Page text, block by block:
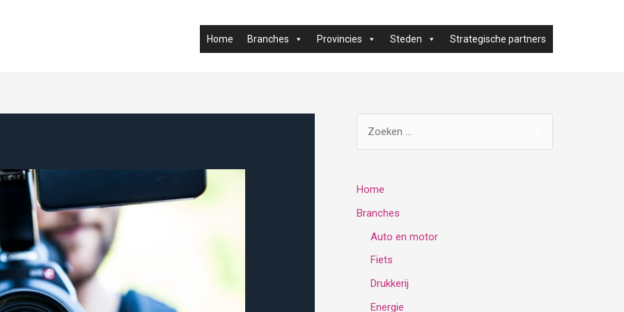
Home Branches Provincies Steden Strategische partners
k
e
Home
Branches
Auto en motor
Fiets
Drukkerij
Energie